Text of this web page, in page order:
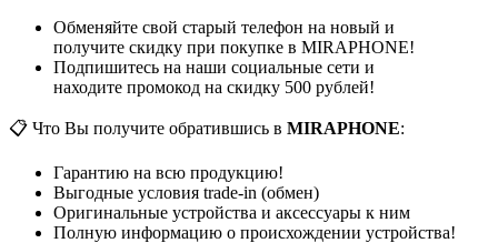
Обменяйте свой старый телефон на новый и
получите скидку при покупке в MIRAPHONE!
Подпишитесь на наши социальные сети и
находите промокод на скидку 500 рублей!
📋 Что Вы получите обратившись в MIRAPHONE:
Гарантию на всю продукцию!
Выгодные условия trade-in (обмен)
Оригинальные устройства и аксессуары к ним
Полную информацию о происхождении устройства!